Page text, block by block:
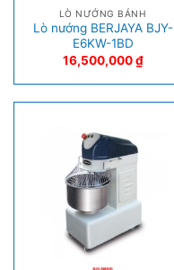
LÒ NƯỚNG BÁNH
Lò nướng BERJAYA BJY-
E6KW-1BD
16,500,000₫